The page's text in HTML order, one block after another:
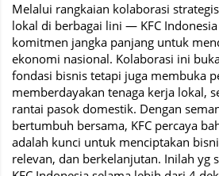
Melalui rangkaian kolaborasi
lokal di berbagai lini — KFC
komitmen jangka panjang untuk
ekonomi nasional. Kolaborasi ini
fondasi bisnis tetapi juga membuka
memberdayakan tenaga kerja lokal,
rantai pasok domestik. Dengan
bertumbuh bersama, KFC percaya
adalah kunci untuk menciptakan
relevan, dan berkelanjutan. Inilah yg